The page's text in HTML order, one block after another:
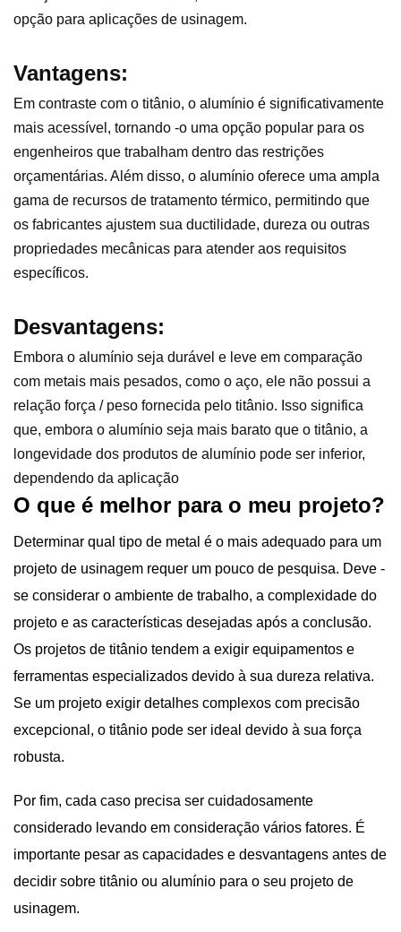
opção para aplicações de usinagem.
Vantagens:
Em contraste com o titânio, o alumínio é significativamente
mais acessível, tornando -o uma opção popular para os
engenheiros que trabalham dentro das restrições
orçamentárias. Além disso, o alumínio oferece uma ampla
gama de recursos de tratamento térmico, permitindo que
os fabricantes ajustem sua ductilidade, dureza ou outras
propriedades mecânicas para atender aos requisitos
específicos.
Desvantagens:
Embora o alumínio seja durável e leve em comparação
com metais mais pesados, como o aço, ele não possui a
relação força / peso fornecida pelo titânio. Isso significa
que, embora o alumínio seja mais barato que o titânio, a
longevidade dos produtos de alumínio pode ser inferior,
dependendo da aplicação
O que é melhor para o meu projeto?
Determinar qual tipo de metal é o mais adequado para um
projeto de usinagem requer um pouco de pesquisa. Deve -
se considerar o ambiente de trabalho, a complexidade do
projeto e as características desejadas após a conclusão.
Os projetos de titânio tendem a exigir equipamentos e
ferramentas especializados devido à sua dureza relativa.
Se um projeto exigir detalhes complexos com precisão
excepcional, o titânio pode ser ideal devido à sua força
robusta.
Por fim, cada caso precisa ser cuidadosamente
considerado levando em consideração vários fatores. É
importante pesar as capacidades e desvantagens antes de
decidir sobre titânio ou alumínio para o seu projeto de
usinagem.